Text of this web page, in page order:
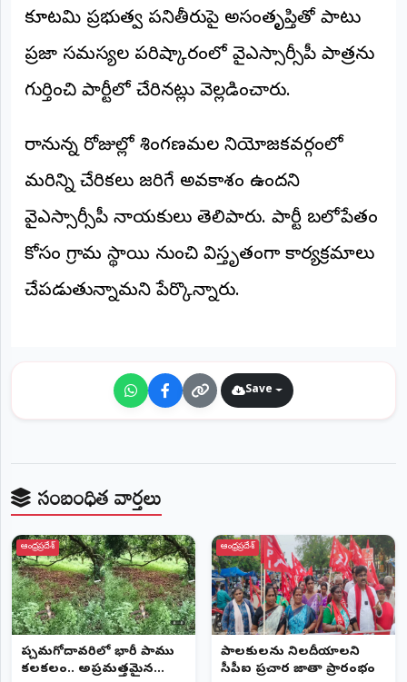
పక్షం
కూటమి ప్రభుత్వ పనితీరుపై అసంతృప్తితో పాటు
ప్రజా సమస్యల పరిష్కారంలో వైఎస్సార్సీపీ పాత్రను
గుర్తించి పార్టీలో చేరినట్లు వెల్లడించారు.
రానున్న రోజుల్లో శింగణమల నియోజకవర్గంలో
మరిన్ని చేరికలు జరిగే అవకాశం ఉందని
వైఎస్సార్సీపీ నాయకులు తెలిపారు. పార్టీ బలోపేతం
కోసం గ్రామ స్థాయి నుంచి విస్తృతంగా కార్యక్రమాలు
చేపడుతున్నామని పేర్కొన్నారు.
Save
సంబంధిత వార్తలు
ఆంధ్రప్రదేశ్
పశ్చిమగోదావరిలో భారీ పాము
కలకలం.. అప్రమత్తమైన
ఆంధ్రప్రదేశ్
పాలకులను నిలదీయాలని
సీపీఐ ప్రచార జాతా ప్రారంభం